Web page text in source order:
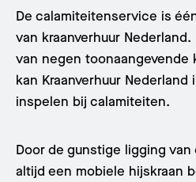
De calamiteitenservice is
van kraanverhuur
van negen toonaangevende
kan Kraanverhuur
inspelen bij calamiteiten.
Door de gunstige ligging
altijd een mobiele hijskraan